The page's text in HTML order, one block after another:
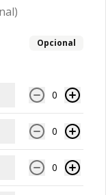
Opcional
0
0
0